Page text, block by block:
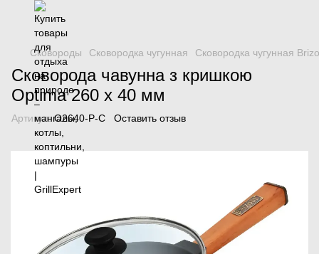
Сковороды Сковородка чугунная Сковородка чугунная
Сковорода чавунна з кришкою
Optima 260 х 40 мм
Артикул:O2640-P-C Оставить отзыв